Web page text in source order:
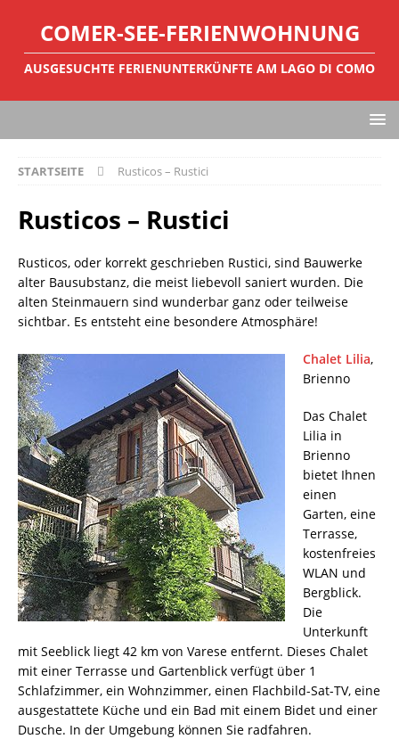
COMER-SEE-FERIENWOHNUNG
AUSGESUCHTE FERIENUNTERKÜNFTE AM LAGO DI COMO
STARTSEITE Rusticos – Rustici
Rusticos – Rustici
Rusticos, oder korrekt geschrieben Rustici, sind Bauwerke
alter Bausubstanz, die meist liebevoll saniert wurden. Die
alten Steinmauern sind wunderbar ganz oder teilweise
sichtbar. Es entsteht eine besondere Atmosphäre!
Chalet Lilia,
Brienno
Das Chalet
Lilia in
Brienno
bietet Ihnen
einen
Garten, eine
Terrasse,
kostenfreies
WLAN und
Bergblick.
Die
Unterkunft
mit Seeblick liegt 42 km von Varese entfernt. Dieses Chalet
mit einer Terrasse und Gartenblick verfügt über 1
Schlafzimmer, ein Wohnzimmer, einen Flachbild-Sat-TV, eine
ausgestattete Küche und ein Bad mit einem Bidet und einer
Dusche. In der Umgebung können Sie radfahren.